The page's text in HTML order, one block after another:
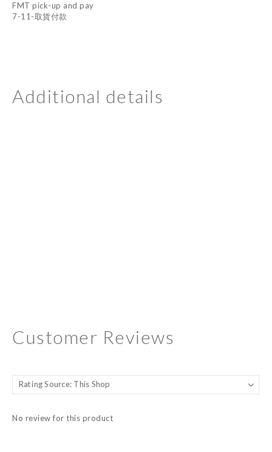
FMT pick-up and pay
7-11-取貨付款
Additional details
Customer Reviews
No review for this product